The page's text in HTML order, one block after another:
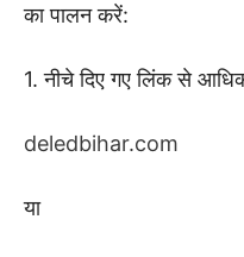
का पालन करें:
1. नीचे दिए गए लिंक से
deledbihar.com
या